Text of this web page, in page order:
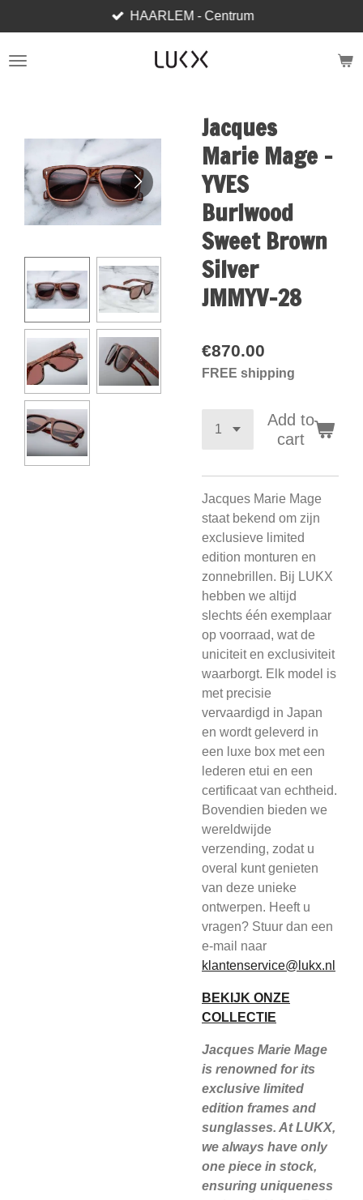
to
main
HAARLEM - Centrum
Jacques
Marie Mage -
YVES
Burlwood
Sweet Brown
Silver
JMMYV-28
€870.00
FREE shipping
Add to
cart
Jacques Marie Mage
staat bekend om zijn
exclusieve limited
edition monturen en
zonnebrillen. Bij LUKX
hebben we altijd
slechts één exemplaar
op voorraad, wat de
uniciteit en exclusiviteit
waarborgt. Elk model is
met precisie
vervaardigd in Japan
en wordt geleverd in
een luxe box met een
lederen etui en een
certificaat van echtheid.
Bovendien bieden we
wereldwijde
verzending, zodat u
overal kunt genieten
van deze unieke
ontwerpen. Heeft u
vragen? Stuur dan een
e-mail naar
klantenservice@lukx.nl
BEKIJK ONZE
COLLECTIE
Jacques Marie Mage
is renowned for its
exclusive limited
edition frames and
sunglasses. At LUKX,
we always have only
one piece in stock,
ensuring uniqueness